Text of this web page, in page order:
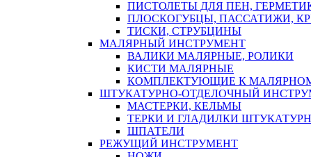
ПИСТОЛЕТЫ ДЛЯ ПЕН,
ПЛОСКОГУБЦЫ, ПАССАТИЖИ,
ТИСКИ, СТРУБЦИНЫ
МАЛЯРНЫЙ ИНСТРУМЕНТ
ВАЛИКИ МАЛЯРНЫЕ, РОЛИКИ
КИСТИ МАЛЯРНЫЕ
КОМПЛЕКТУЮЩИЕ К
ШТУКАТУРНО-ОТДЕЛОЧНЫЙ
МАСТЕРКИ, КЕЛЬМЫ
ТЕРКИ И ГЛАДИЛКИ
ШПАТЕЛИ
РЕЖУЩИЙ ИНСТРУМЕНТ